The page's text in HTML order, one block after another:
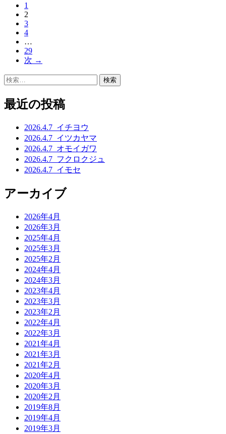
ー
ョ
1
2
3
4
…
29
次 →
検
最近の投稿
2026.4.7_イチヨウ
2026.4.7_イツカヤマ
2026.4.7_オモイガワ
2026.4.7_フクロクジュ
2026.4.7_イモセ
アーカイブ
2026年4月
2026年3月
2025年4月
2025年3月
2025年2月
2024年4月
2024年3月
2023年4月
2023年3月
2023年2月
2022年4月
2022年3月
2021年4月
2021年3月
2021年2月
2020年4月
2020年3月
2020年2月
2019年8月
2019年4月
2019年3月